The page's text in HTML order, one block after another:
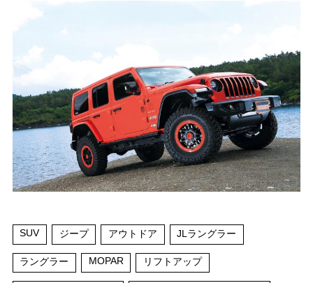
SUV ジープ アウトドア JLラングラー
ラングラー MOPAR リフトアップ